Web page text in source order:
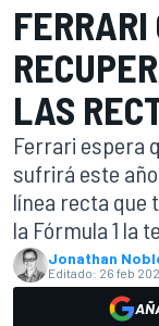
LAS
Ferrari espera
sufrirá este
línea recta que
la Fórmula 1 la
Jonathan
Editado: 26 feb